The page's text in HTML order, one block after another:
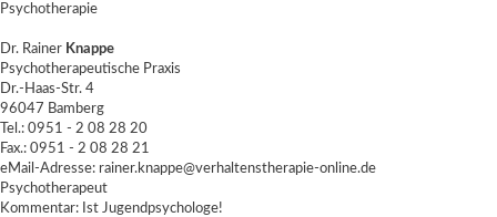
Psychotherapie
Dr. Rainer Knappe
Psychotherapeutische Praxis
Dr.-Haas-Str. 4
96047 Bamberg
Tel.: 0951 - 2 08 28 20
Fax.: 0951 - 2 08 28 21
eMail-Adresse: rainer.knappe@verhaltenstherapie-online.de
Psychotherapeut
Kommentar: Ist Jugendpsychologe!